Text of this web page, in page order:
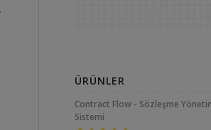
ÜRÜNLER
Contract Flow - Sözleşme
Sistemi